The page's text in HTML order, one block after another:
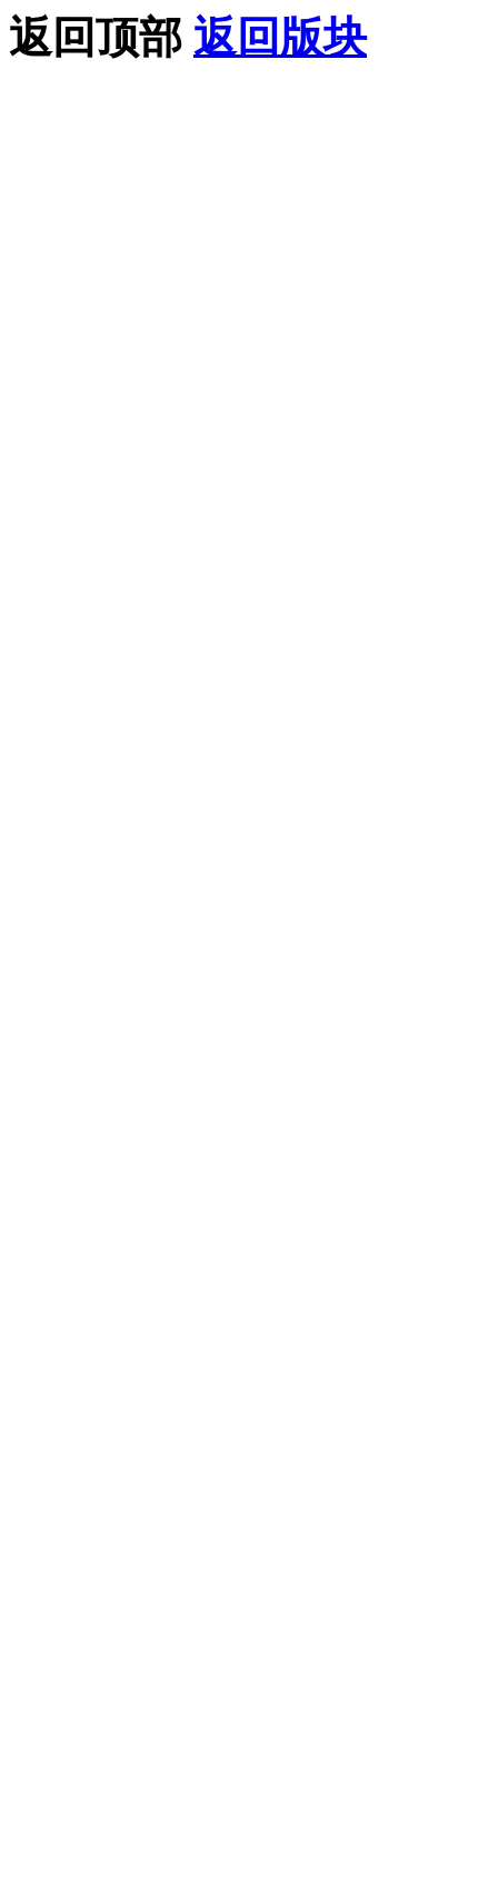
返回顶部 返回版块